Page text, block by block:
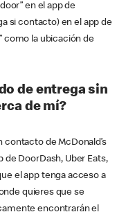
en el app de
si contacto) en el app de
como la ubicación de
de entrega sin
de mí?
de McDonald’s
DoorDash, Uber Eats,
el app tenga acceso a
quieres que se
encontrarán el